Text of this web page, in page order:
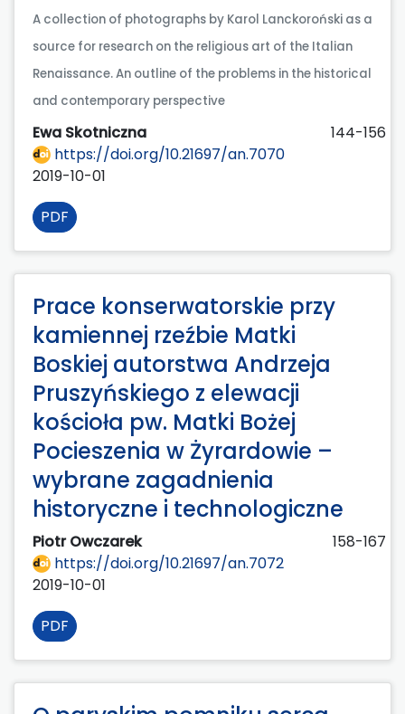
A collection of photographs by Karol Lanckoroński as a
source for research on the religious art of the Italian
Renaissance. An outline of the problems in the historical
and contemporary perspective
Ewa Skotniczna
144-156
https://doi.org/10.21697/an.7070
2019-10-01
PDF
Prace konserwatorskie przy
kamiennej rzeźbie Matki
Boskiej autorstwa Andrzeja
Pruszyńskiego z elewacji
kościoła pw. Matki Bożej
Pocieszenia w Żyrardowie –
wybrane zagadnienia
historyczne i technologiczne
Piotr Owczarek
158-167
https://doi.org/10.21697/an.7072
2019-10-01
PDF